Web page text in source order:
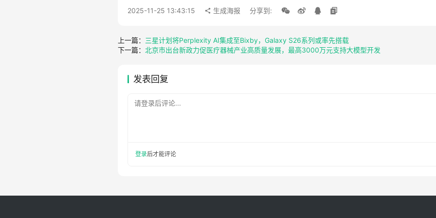
2025-11-25 13:43:15 生成海报 分享到:
上一篇： 三星计划将Perplexity AI集成至Bixby，Galaxy S26系列或率先搭载
下一篇： 北京市出台新政力促医疗器械产业高质量发展，最高3000万元支持大模型开发
发表回复
请登录后评论...
登录后才能评论